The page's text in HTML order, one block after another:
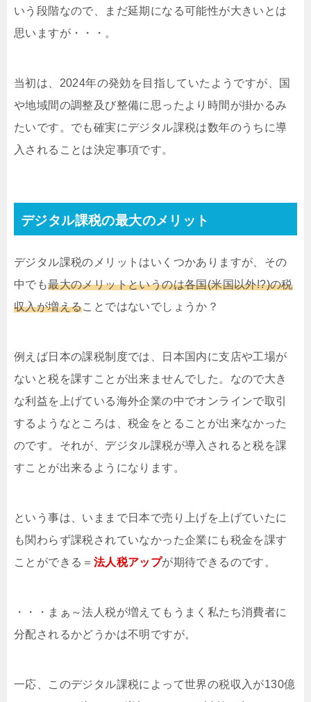
いう段階なので、まだ延期になる可能性が大きいとは
思いますが・・・。
当初は、2024年の発効を目指していたようですが、国
や地域間の調整及び整備に思ったより時間が掛かるみ
たいです。でも確実にデジタル課税は数年のうちに導
入されることは決定事項です。
デジタル課税の最大のメリット
デジタル課税のメリットはいくつかありますが、その
中でも最大のメリットというのは各国(米国以外!?)の税
収入が増えることではないでしょうか？
例えば日本の課税制度では、日本国内に支店や工場が
ないと税を課すことが出来ませんでした。なので大き
な利益を上げている海外企業の中でオンラインで取引
するようなところは、税金をとることが出来なかった
のです。それが、デジタル課税が導入されると税を課
すことが出来るようになります。
という事は、いままで日本で売り上げを上げていたに
も関わらず課税されていなかった企業にも税金を課す
ことができる＝ 法人税アップが期待できるのです。
・・・まぁ～法人税が増えてもうまく私たち消費者に
分配されるかどうかは不明ですが。
一応、このデジタル課税によって世界の税収入が130億